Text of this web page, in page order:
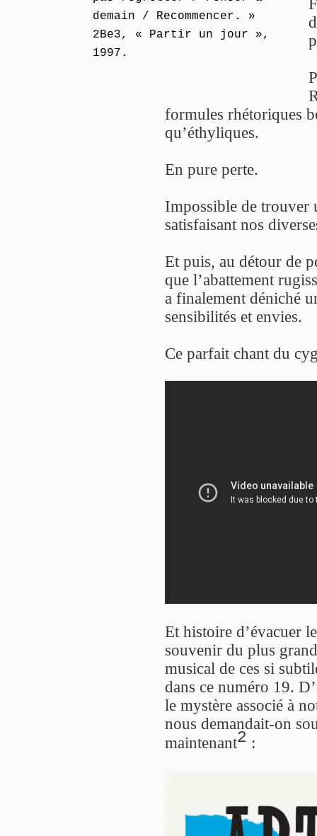
demain / Recommencer. »
2Be3, « Partir un jour »,
1997.
formules rhétoriques
qu’éthyliques.
En pure perte.
Impossible de trouver
satisfaisant nos
Et puis, au détour de
que l’abattement
a finalement déniché
sensibilités et envies.
Ce parfait chant du
Et histoire d’évacuer
souvenir du plus
musical de ces si
dans ce numéro 19.
le mystère associé à
nous demandait-on
maintenant2 :